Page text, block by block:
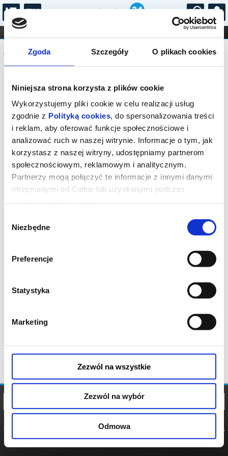
Zgoda Szczegóły O plikach cookies
Niniejsza strona korzysta z plików cookie
Wykorzystujemy pliki cookie w celu realizacji usług
zgodnie z Polityką cookies, do spersonalizowania treści
i reklam, aby oferować funkcje społecznościowe i
analizować ruch w naszej witrynie. Informacje o tym, jak
korzystasz z naszej witryny, udostępniamy partnerom
społecznościowym, reklamowym i analitycznym.
Partnerzy mogą połączyć te informacje z innymi danymi
otrzymanymi od Ciebie lub uzyskanymi podczas
zgody
Niezbędne
Preferencje
Statystyka
Marketing
Zezwól na wszystkie
Zezwól na wybór
Odmowa
...
FILHARMONIA OPERA I BALET
STAND-UP
DLA DZIECI
Komunikat
Sprzedaż biletów on-line na wydarzenie
została zakończona.
POLITYKA
POLITYKA